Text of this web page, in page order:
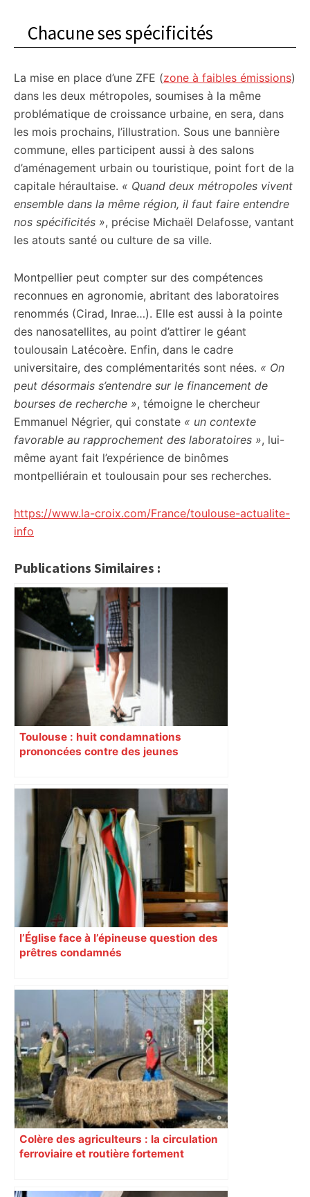
Chacune ses spécificités
La mise en place d’une ZFE (zone à faibles émissions)
dans les deux métropoles, soumises à la même
problématique de croissance urbaine, en sera, dans
les mois prochains, l’illustration. Sous une bannière
commune, elles participent aussi à des salons
d’aménagement urbain ou touristique, point fort de la
capitale héraultaise. « Quand deux métropoles vivent
ensemble dans la même région, il faut faire entendre
nos spécificités », précise Michaël Delafosse, vantant
les atouts santé ou culture de sa ville.
Montpellier peut compter sur des compétences
reconnues en agronomie, abritant des laboratoires
renommés (Cirad, Inrae…). Elle est aussi à la pointe
des nanosatellites, au point d’attirer le géant
toulousain Latécoère. Enfin, dans le cadre
universitaire, des complémentarités sont nées. « On
peut désormais s’entendre sur le financement de
bourses de recherche », témoigne le chercheur
Emmanuel Négrier, qui constate « un contexte
favorable au rapprochement des laboratoires », lui-
même ayant fait l’expérience de binômes
montpelliérain et toulousain pour ses recherches.
https://www.la-croix.com/France/toulouse-actualite-
info
Publications Similaires :
Toulouse : huit condamnations
prononcées contre des jeunes
l’Église face à l’épineuse question des
prêtres condamnés
Colère des agriculteurs : la circulation
ferroviaire et routière fortement